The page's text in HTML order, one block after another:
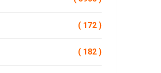
( 172 )
( 182 )